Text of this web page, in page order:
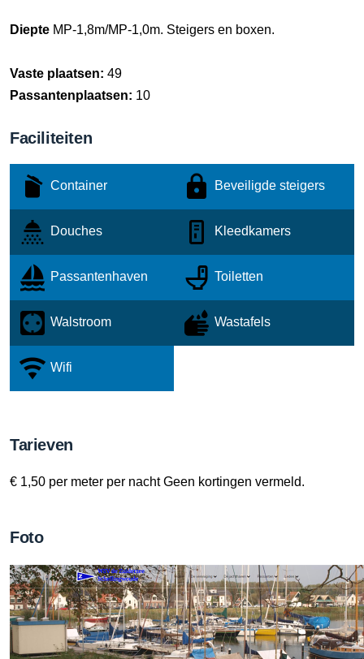
Diepte MP-1,8m/MP-1,0m. Steigers en boxen.
Vaste plaatsen: 49
Passantenplaatsen: 10
Faciliteiten
Container Beveiligde steigers
Douches Kleedkamers
Passantenhaven Toiletten
Walstroom Wastafels
Wifi
Tarieven
€ 1,50 per meter per nacht Geen kortingen vermeld.
Foto